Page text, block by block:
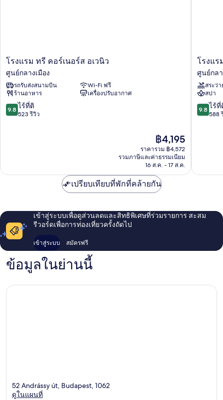
โรงแรม
คอร์
เนอ
ร์ส
อ
เวนิ
โรงแรม ทรี คอร์เนอร์ส อเวนิว
ศูนย์กลางเมือง
รถรับส่งสนามบิน
Wi-Fi ฟรี
ร้านอาหาร
เครื่องปรับอากาศ
9.8
จาก
9.8 ไร้ที่ติ
523 รีวิว
ราคา
ปัจจุบัน
คือ
฿4,195
฿4,195
ราคารวม ฿4,572
รวมภาษีและค่าธรรมเนียม
16 ส.ค. - 17 ส.ค.
โรง
แรม
คอร์
ไทล์
-
สำหรับ
ผู้ใหญ่
โรงแ
ศูนย์กลา
สระว่
สปา
9.8
จาก
9.8 ไร้ที่
588
เปรียบเทียบที่พักที่คล้ายกัน
เข้าสู่ระบบเพื่อดูส่วนลดและสิทธิพิเศษที่ร่วมรายการ สะสม
รีวอร์ดเพื่อการท่องเที่ยวครั้งถัดไป
เข้าสู่ระบบ สมัครฟรี
ข้อมูลในย่านนี้
52 Andrássy út, Budapest, 1062
ดูในแผนที่